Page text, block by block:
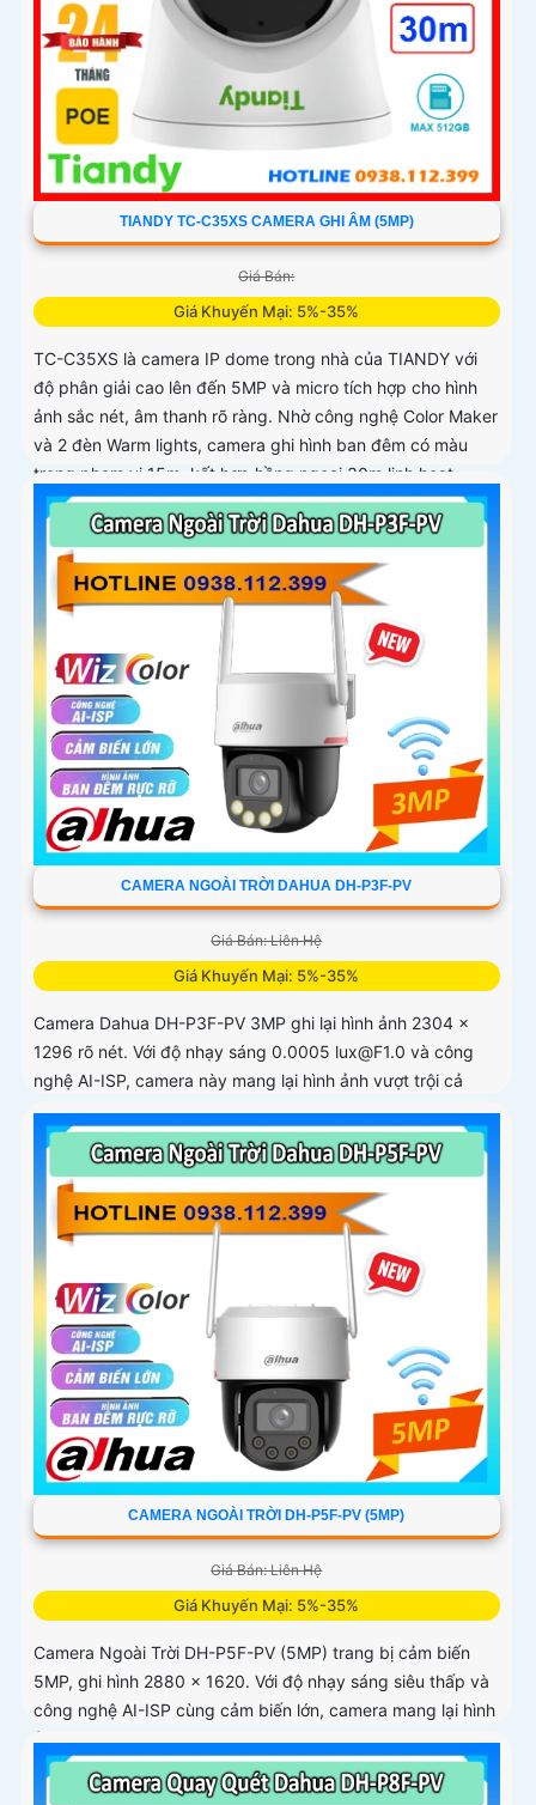
TIANDY TC-C35XS CAMERA GHI ÂM (5MP)
Giá Bán:
Giá Khuyến Mại: 5%-35%
TC-C35XS là camera IP dome trong nhà của TIANDY với
độ phân giải cao lên đến 5MP và micro tích hợp cho hình
ảnh sắc nét, âm thanh rõ ràng. Nhờ công nghệ Color Maker
và 2 đèn Warm lights, camera ghi hình ban đêm có màu
trong phạm vi 15m, kết hợp hồng ngoại 30m linh hoạt
CAMERA NGOÀI TRỜI DAHUA DH-P3F-PV
Giá Bán: Liên Hệ
Giá Khuyến Mại: 5%-35%
Camera Dahua DH-P3F-PV 3MP ghi lại hình ảnh 2304 ×
1296 rõ nét. Với độ nhạy sáng 0.0005 lux@F1.0 và công
nghệ AI-ISP, camera này mang lại hình ảnh vượt trội cả
ngày lẫn đêm
CAMERA NGOÀI TRỜI DH-P5F-PV (5MP)
Giá Bán: Liên Hệ
Giá Khuyến Mại: 5%-35%
Camera Ngoài Trời DH-P5F-PV (5MP) trang bị cảm biến
5MP, ghi hình 2880 × 1620. Với độ nhạy sáng siêu thấp và
công nghệ AI-ISP cùng cảm biến lớn, camera mang lại hình
ảnh vượt trội cả ngày lẫn đêm